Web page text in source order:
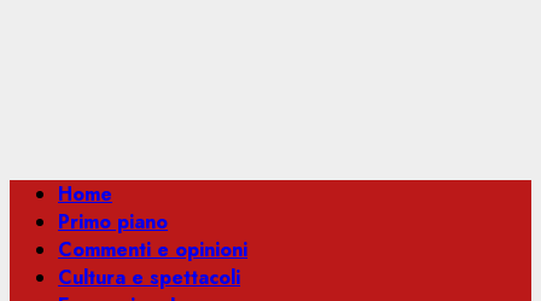
Menu
principale
Home
Primo piano
Commenti e opinioni
Cultura e spettacoli